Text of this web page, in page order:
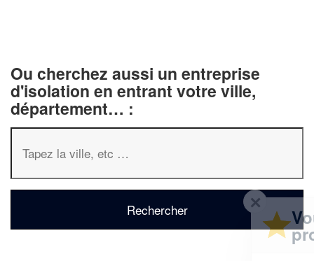
Ou cherchez aussi un entreprise
d'isolation en entrant votre ville,
département… :
Vous êtes un
professionnel ?